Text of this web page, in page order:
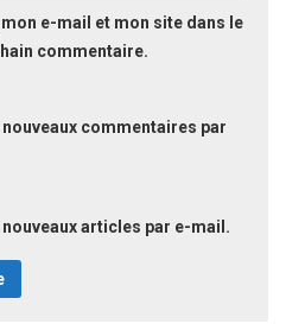
e-mail et mon site dans le
commentaire.
commentaires par
articles par e-mail.